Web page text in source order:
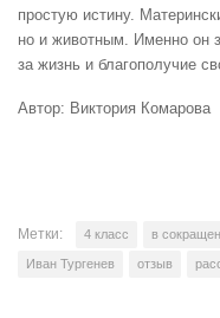
простую истину.
но и животным. Именно он
за жизнь и благополучие
Автор: Виктория Комарова
Метки: 4 класс в
Иван Тургенев отзыв